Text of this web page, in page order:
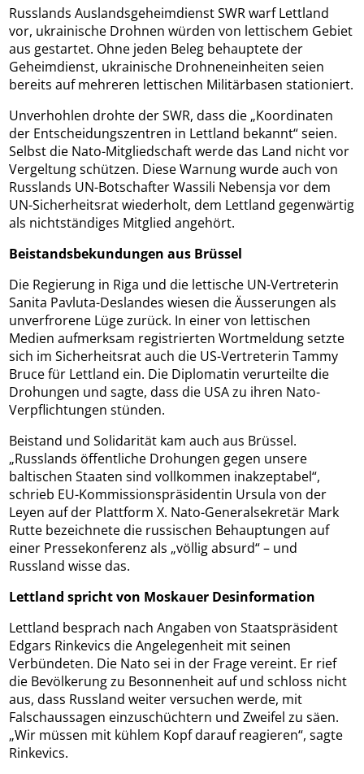
Russlands Auslandsgeheimdienst SWR warf Lettland
vor, ukrainische Drohnen würden von lettischem Gebiet
aus gestartet. Ohne jeden Beleg behauptete der
Geheimdienst, ukrainische Drohneneinheiten seien
bereits auf mehreren lettischen Militärbasen stationiert.
Unverhohlen drohte der SWR, dass die „Koordinaten
der Entscheidungszentren in Lettland bekannt“ seien.
Selbst die Nato-Mitgliedschaft werde das Land nicht vor
Vergeltung schützen. Diese Warnung wurde auch von
Russlands UN-Botschafter Wassili Nebensja vor dem
UN-Sicherheitsrat wiederholt, dem Lettland gegenwärtig
als nichtständiges Mitglied angehört.
Beistandsbekundungen aus Brüssel
Die Regierung in Riga und die lettische UN-Vertreterin
Sanita Pavluta-Deslandes wiesen die Äusserungen als
unverfrorene Lüge zurück. In einer von lettischen
Medien aufmerksam registrierten Wortmeldung setzte
sich im Sicherheitsrat auch die US-Vertreterin Tammy
Bruce für Lettland ein. Die Diplomatin verurteilte die
Drohungen und sagte, dass die USA zu ihren Nato-
Verpflichtungen stünden.
Beistand und Solidarität kam auch aus Brüssel.
„Russlands öffentliche Drohungen gegen unsere
baltischen Staaten sind vollkommen inakzeptabel“,
schrieb EU-Kommissionspräsidentin Ursula von der
Leyen auf der Plattform X. Nato-Generalsekretär Mark
Rutte bezeichnete die russischen Behauptungen auf
einer Pressekonferenz als „völlig absurd“ – und
Russland wisse das.
Lettland spricht von Moskauer Desinformation
Lettland besprach nach Angaben von Staatspräsident
Edgars Rinkevics die Angelegenheit mit seinen
Verbündeten. Die Nato sei in der Frage vereint. Er rief
die Bevölkerung zu Besonnenheit auf und schloss nicht
aus, dass Russland weiter versuchen werde, mit
Falschaussagen einzuschüchtern und Zweifel zu säen.
„Wir müssen mit kühlem Kopf darauf reagieren“, sagte
Rinkevics.